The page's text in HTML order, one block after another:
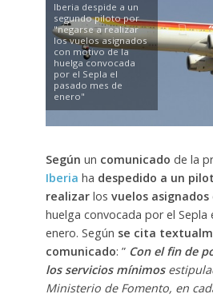
Iberia despide a un
segundo piloto por
"negarse a realizar
los vuelos asignados
con motivo de la
huelga convocada
por el Sepla el
pasado mes de
enero"
Según un comunicado de la
Iberia ha despedido a un
realizarlos vuelos asignados
huelga convocada por el Sepla
enero. Según se cita
comunicado: ” Con el fin de
los servicios mínimos
Ministerio de Fomento, en